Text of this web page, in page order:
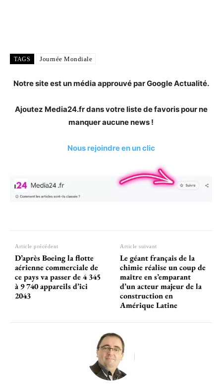
TAGS Journée Mondiale
Notre site est un média approuvé par Google Actualité.
Ajoutez Media24.fr dans votre liste de favoris pour ne
manquer aucune news !
Nous rejoindre en un clic
Article précédent
D’après Boeing la flotte
aérienne commerciale de
ce pays va passer de 4 345
à 9 740 appareils d’ici
2043
Article suivant
Le géant français de la
chimie réalise un coup de
maître en s’emparant
d’un acteur majeur de la
construction en
Amérique Latine